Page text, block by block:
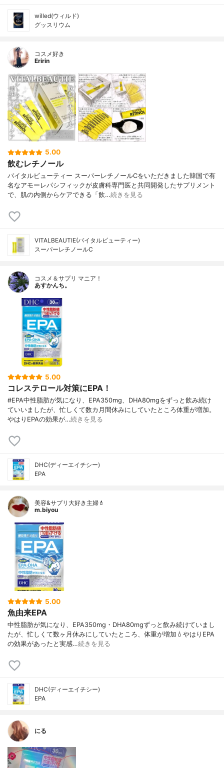
willed(ウィルド)
グッスリウム
コスメ好き
Eririn
5.00
飲むレチノール
バイタルビューティー スーパーレチノールCをいただきました韓国で有
名なアモーレパシフィックが皮膚科専門医と共同開発したサプリメント
で、肌の内側からケアできる「飲…続きを見る
VITALBEAUTIE(バイタルビューティー)
スーパーレチノールC
コスメ＆サプリ マニア！
あすかんち。
5.00
コレステロール対策にEPA！
#EPA中性脂肪が気になり、EPA350mg、DHA80mgをずっと飲み続け
ていいましたが、忙しくて数カ月間休みにしていたところ体重が増加。
やはりEPAの効果が…続きを見る
DHC(ディーエイチシー)
EPA
美容&サプリ大好き主婦💄
m.biyou
5.00
魚由来EPA
中性脂肪が気になり、EPA350mg・DHA80mgずっと飲み続けていまし
たが、忙しくて数ヶ月休みにしていたところ、体重が増加💧やはりEPA
の効果があったと実感…続きを見る
DHC(ディーエイチシー)
EPA
にる